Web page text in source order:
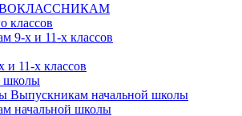
классов
9-х и 11-х классов
и 11-х классов
школы
Выпускникам начальной школы
начальной школы